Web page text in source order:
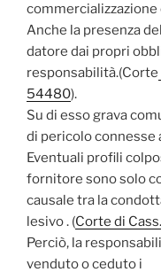
commercializzazione
Anche la presenza
datore dai propri
responsabilità.(Corte
54480).
Su di esso grava
di pericolo connesse
Eventuali profili
fornitore sono solo
causale tra la
lesivo . (Corte di
Perciò, la
venduto o ceduto i